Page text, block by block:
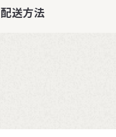
配送方法